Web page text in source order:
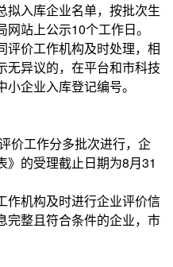
拟入库企业名单，按批次生
站上公示10个工作日。
评价工作机构及时处理，相
无异议的，在平台和市科技
企业入库登记编号。
价工作分多批次进行，企
》的受理截止日期为8月31
作机构及时进行企业评价信
完整且符合条件的企业，市